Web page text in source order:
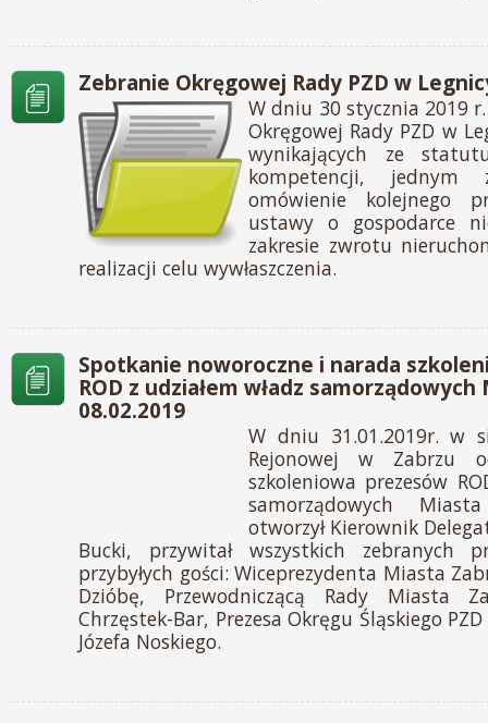
Zebranie Okręgowej Rady PZD w
W dniu 30 stycznia 2019
Okręgowej Rady PZD w
wynikających ze
kompetencji,
omówienie kolejnego
ustawy o gospodarce
zakresie zwrotu
realizacji celu wywłaszczenia.
Spotkanie noworoczne i narada
ROD z udziałem władz
08.02.2019
W dniu 31.01.2019r. w
Rejonowej w Zabrzu
szkoleniowa prezesów
samorządowych
otworzył Kierownik
Bucki, przywitał wszystkich zebranych
przybyłych gości: Wiceprezydenta Miasta
Dzióbę, Przewodniczącą Rady Miasta
Chrzęstek-Bar, Prezesa Okręgu Śląskiego
Józefa Noskiego.